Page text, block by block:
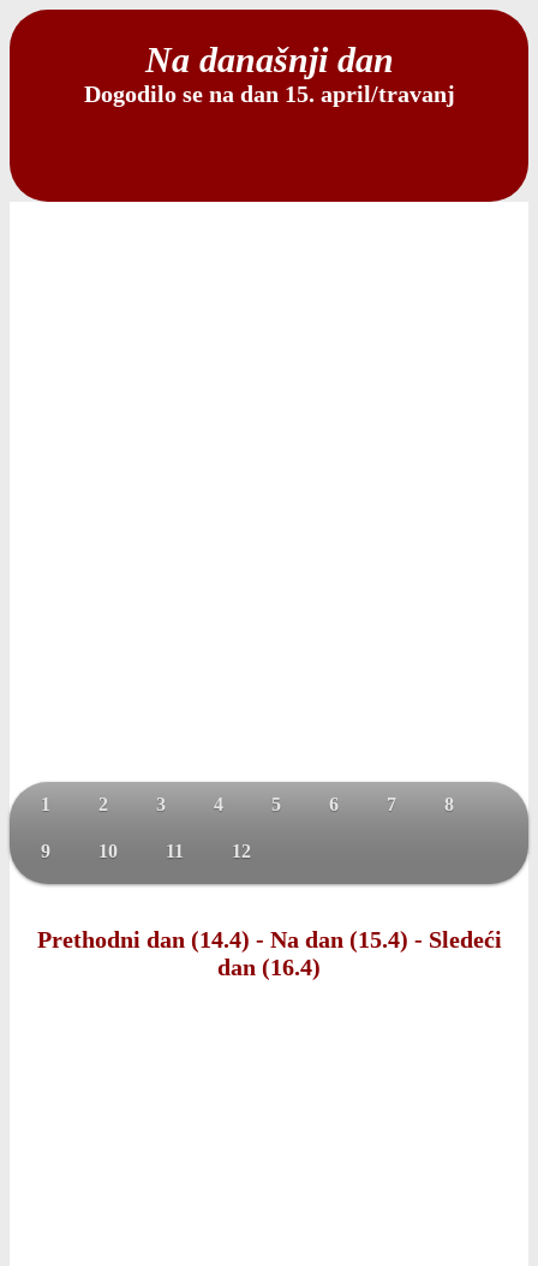
Na današnji dan
Dogodilo se na dan 15. april/travanj
1 2 3 4 5 6 7 8
9 10 11 12
Prethodni dan (14.4) - Na dan (15.4) - Sledeći
dan (16.4)